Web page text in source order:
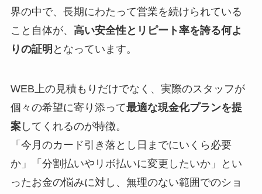
界の中で、長期にわたって営業を続けられている
こと自体が、 高い安全性とリピート率を誇る何よ
りの証明 となっています。
WEB上の見積もりだけでなく、実際のスタッフが
個々の希望に寄り添って最適な現金化プランを提
案してくれるのが特徴。
「今月のカード引き落とし日までにいくら必要
か」「分割払いやリボ払いに変更したいか」とい
ったお金の悩みに対し、無理のない範囲でのショ